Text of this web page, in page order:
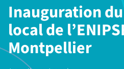
Inauguration
local de
Montpellier